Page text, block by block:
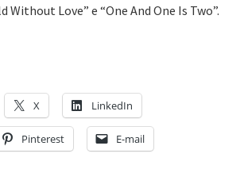
Without Love” e “One And One Is Two”.
X LinkedIn
Pinterest E-mail